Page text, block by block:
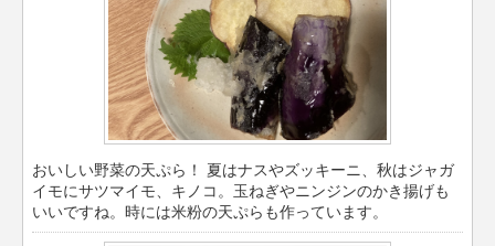
おいしい野菜の天ぷら！ 夏はナスやズッキーニ、秋はジャガ
イモにサツマイモ、キノコ。玉ねぎやニンジンのかき揚げも
いいですね。時には米粉の天ぷらも作っています。